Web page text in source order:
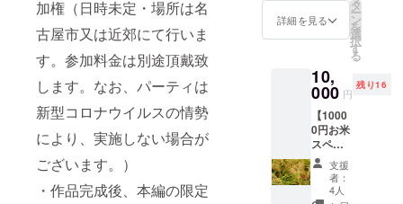
加権（日時未定・場所は名
古屋市又は近郊にて行いま
す。参加料金は別途頂戴致
します。なお、パーティは
新型コロナウイルスの情勢
により、実施しない場合が
ございます。）
・作品完成後、本編の限定
す。）
られる
貴重な
チャン
す。
（ラベ
ルのデ
ザイン
は仮の
もので
す。都
合によ
り変更
になる
造の日
本酒
酒 めぐ
る」
720ml
瓶1本
（特別
記念ラ
ベル）
を提供
致しま
す。 淡
完成
後、本
(本編
データ
のダウ
ンロー
ド用url
をメー
ルでお
送りす
る予定
参加料
金は別
す。な
お、
パー
ティは
新型コ
ロナウ
イルス
の情勢
によ
（作品
完成ま
による
零号試
写会及
び試写
会後の
パー
ティ参
加権
（日時
メール
による
セージ
動画等
の配信
（作品
完成ま
で不定
期） ・
希望者
による
良俗に
反しな
いも
種依存
文字等
でない
もので
お願い
致しま
す。必
ず備考
欄にご
詳細を見る
タ
ー
ン
を
選
択
す
る
10,
000 円
残り16
【1000
0円お米
スペ
シャル
コー
ス】 ・
支援
者：
4人